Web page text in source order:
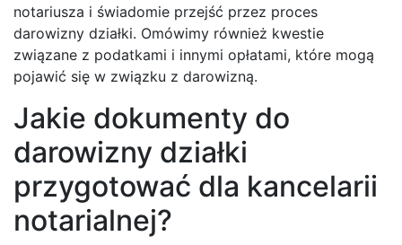
notariusza i świadomie przejść przez proces
darowizny działki. Omówimy również kwestie
związane z podatkami i innymi opłatami, które mogą
pojawić się w związku z darowizną.
Jakie dokumenty do
darowizny działki
przygotować dla kancelarii
notarialnej?